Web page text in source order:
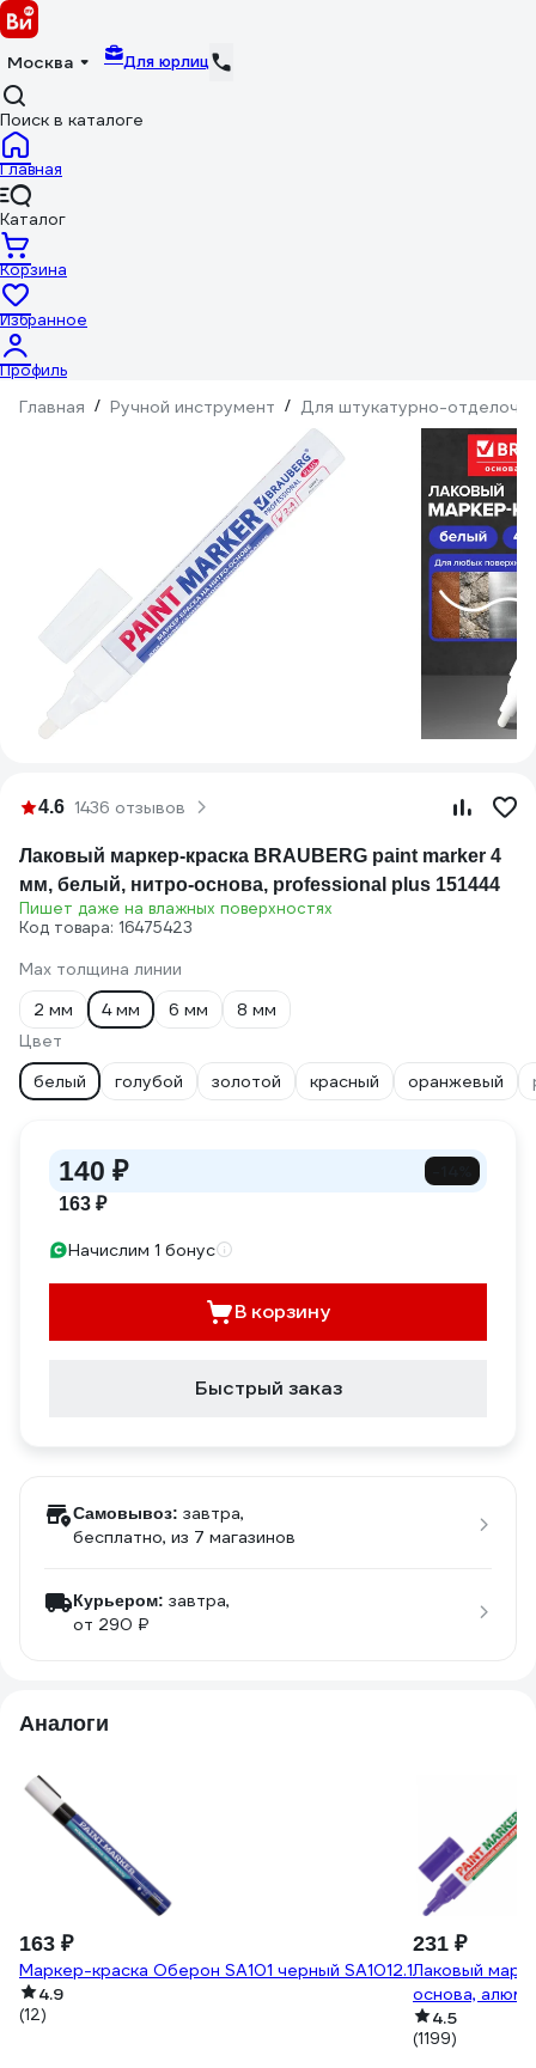
Москва Для юрлиц
Поиск в каталоге
Главная
Каталог
Корзина
Избранное
Профиль
Главная / Ручной инструмент / Для штукатурно-
4.6 1436 отзывов
Лаковый маркер-краска BRAUBERG paint marker 4
мм, белый, нитро-основа, professional plus 151444
Пишет даже на влажных поверхностях
Код товара: 16475423
Мах толщина линии
2 мм
4 мм 6 мм
8 мм
Цвет
белый
голубой золотой красный оранжевый
140 ₽
163 ₽
Начислим 1 бонус
В корзину
Быстрый заказ
Самовывоз: завтра,
бесплатно, из 7 магазинов
Курьером: завтра,
от 290 ₽
Аналоги
163 ₽
Маркер-краска Оберон SA101 черный SA1012.1
4.9
(12)
231 ₽
Лаковый
основа,
4.5
(1199)